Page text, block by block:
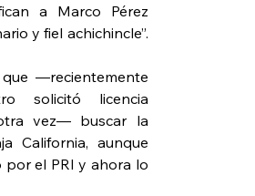
a Marco Pérez
y fiel achichincle”.
—recientemente
solicitó licencia
vez— buscar la
California, aunque
por el PRI y ahora lo